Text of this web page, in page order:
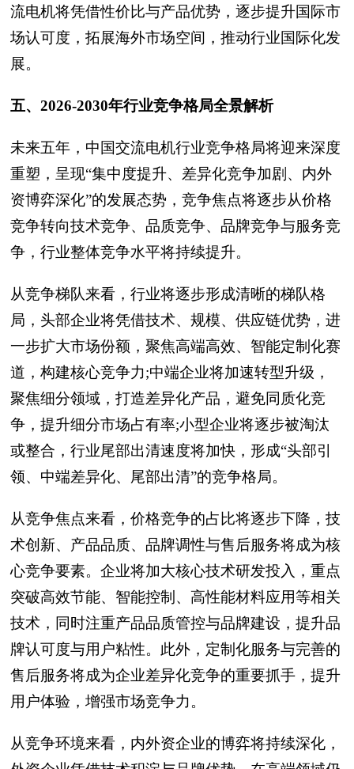
流电机将凭借性价比与产品优势，逐步提升国际市
场认可度，拓展海外市场空间，推动行业国际化发
展。
五、2026-2030年行业竞争格局全景解析
未来五年，中国交流电机行业竞争格局将迎来深度
重塑，呈现“集中度提升、差异化竞争加剧、内外
资博弈深化”的发展态势，竞争焦点将逐步从价格
竞争转向技术竞争、品质竞争、品牌竞争与服务竞
争，行业整体竞争水平将持续提升。
从竞争梯队来看，行业将逐步形成清晰的梯队格
局，头部企业将凭借技术、规模、供应链优势，进
一步扩大市场份额，聚焦高端高效、智能定制化赛
道，构建核心竞争力;中端企业将加速转型升级，
聚焦细分领域，打造差异化产品，避免同质化竞
争，提升细分市场占有率;小型企业将逐步被淘汰
或整合，行业尾部出清速度将加快，形成“头部引
领、中端差异化、尾部出清”的竞争格局。
从竞争焦点来看，价格竞争的占比将逐步下降，技
术创新、产品品质、品牌调性与售后服务将成为核
心竞争要素。企业将加大核心技术研发投入，重点
突破高效节能、智能控制、高性能材料应用等相关
技术，同时注重产品品质管控与品牌建设，提升品
牌认可度与用户粘性。此外，定制化服务与完善的
售后服务将成为企业差异化竞争的重要抓手，提升
用户体验，增强市场竞争力。
从竞争环境来看，内外资企业的博弈将持续深化，